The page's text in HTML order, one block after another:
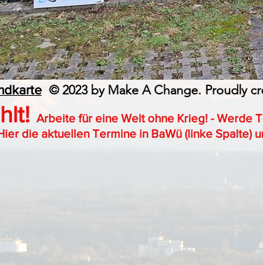
© 2023 by Make A Change. Proudly
Arbeite für eine Welt ohne Krieg! - Werde
die aktuellen Termine in BaWü (linke Spalte)